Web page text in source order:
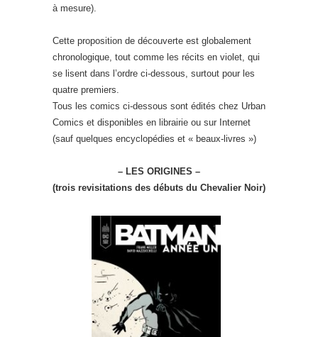
à mesure).
Cette proposition de découverte est globalement
chronologique, tout comme les récits en violet, qui
se lisent dans l’ordre ci-dessous, surtout pour les
quatre premiers.
Tous les comics ci-dessous sont édités chez Urban
Comics et disponibles en librairie ou sur Internet
(sauf quelques encyclopédies et « beaux-livres »)
– LES ORIGINES –
(trois revisitations des débuts du Chevalier Noir)